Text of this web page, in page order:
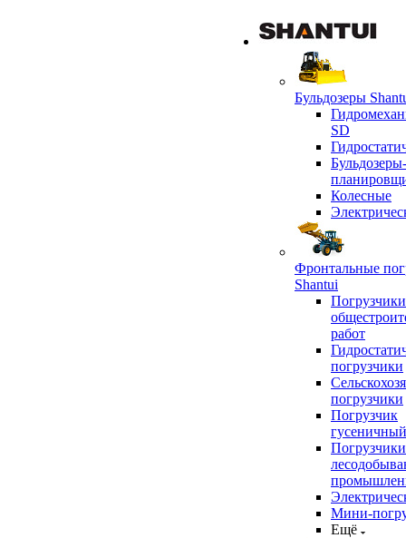
Бульдозеры
SD
Бульдозеры-
Колесные
Фронтальные
Shantui
работ
погрузчики
погрузчики
Погрузчик
гусеничный
Мини-
Ещё